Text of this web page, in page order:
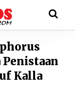
Penistaan
Kalla